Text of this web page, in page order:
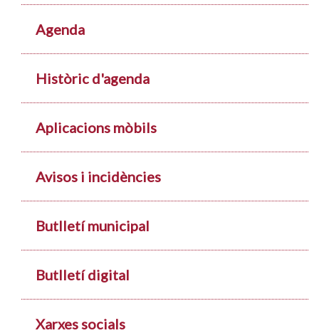
Agenda
Històric d'agenda
Aplicacions mòbils
Avisos i incidències
Butlletí municipal
Butlletí digital
Xarxes socials